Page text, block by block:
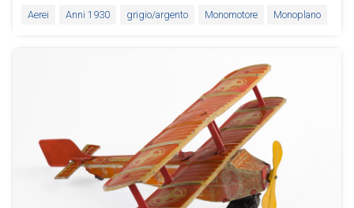
Aerei Anni 1930 grigio/argento Monomotore Monoplano